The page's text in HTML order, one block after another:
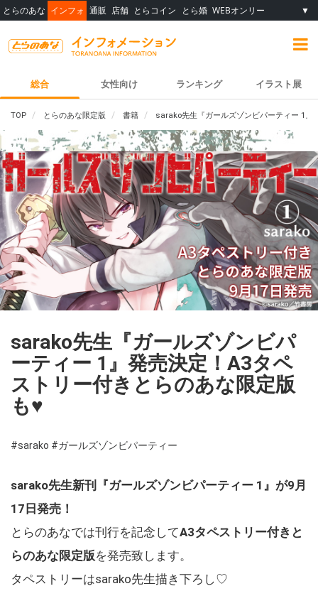
とらのあな インフォ 通販 店舗 とらコイン とら婚 WEBオンリー ▼
総合 女性向け ランキング イラスト展
TOP とらのあな限定版 書籍 sarako先生『ガールズゾンビパーティー 1』
sarako先生『ガールズゾンビパ
ーティー 1』発売決定！A3タペ
ストリー付きとらのあな限定版
も♥
#sarako #ガールズゾンビパーティー
sarako先生新刊『ガールズゾンビパーティー 1』が9月
17日発売！
とらのあなでは刊行を記念してA3タペストリー付きと
らのあな限定版を発売致します。
タペストリーはsarako先生描き下ろし♡